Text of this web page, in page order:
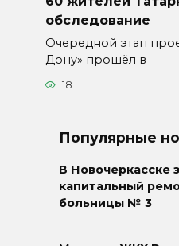
обследование
Очередной этап
Дону» прошёл в
18
Популярные
В Новочеркасске
капитальный
больницы № 3